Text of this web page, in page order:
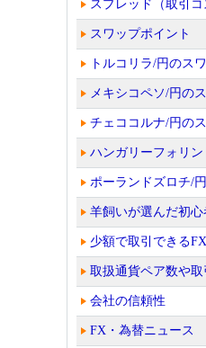
スプレッド（取引コ
スワップポイント
トルコリラ/円のス
メキシコペソ/円の
チェココルナ/円の
ハンガリーフォリ
ポーランドズロチ/
羊飼いが選んだ初
少額で取引できる
取扱通貨ペア数や
会社の信頼性
FX・為替ニュース